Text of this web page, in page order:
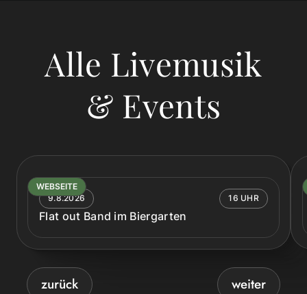
Alle Livemusik
& Events
WEBSEITE
9.8.2026
16 UHR
Flat out Band im Biergarten
zurück weiter